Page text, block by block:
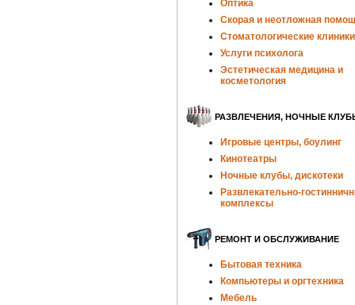
Оптика
Скорая и неотложная
Стоматологические клиники
Услуги психолога
Эстетическая медицина и
косметология
РАЗВЛЕЧЕНИЯ, НОЧНЫЕ
Игровые центры, боулинг
Кинотеатры
Ночные клубы, дискотеки
Развлекательно-
комплексы
РЕМОНТ И ОБСЛУЖИВАНИЕ
Бытовая техника
Компьютеры и оргтехника
Мебель